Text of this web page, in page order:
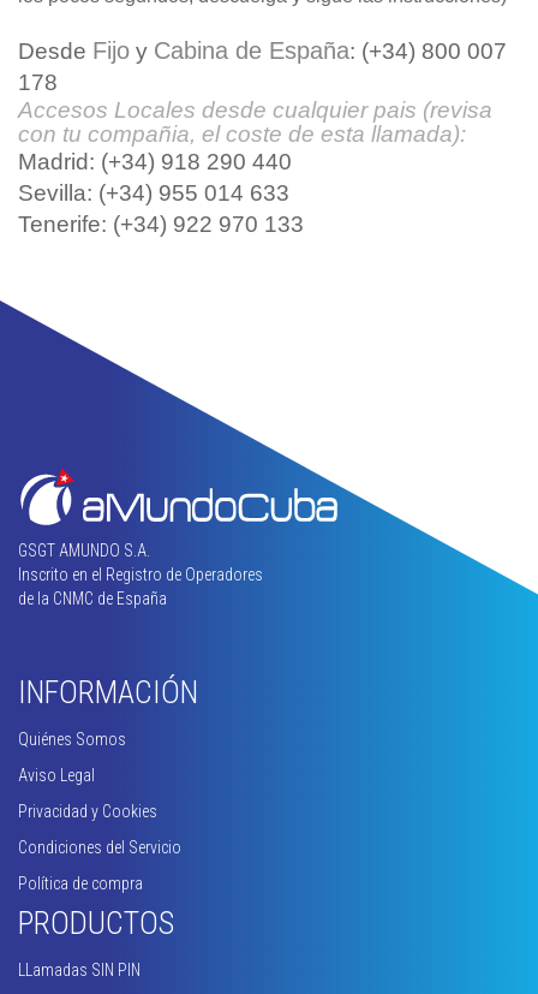
Desde Fijo y Cabina de España: (+34) 800 007
178
Accesos Locales desde cualquier pais (revisa
con tu compañia, el coste de esta llamada):
Madrid: (+34) 918 290 440
Sevilla: (+34) 955 014 633
Tenerife: (+34) 922 970 133
GSGT AMUNDO S.A.
Inscrito en el Registro de Operadores
de la CNMC de España
INFORMACIÓN
Quiénes Somos
Aviso Legal
Privacidad y Cookies
Condiciones del Servicio
Política de compra
PRODUCTOS
LLamadas SIN PIN